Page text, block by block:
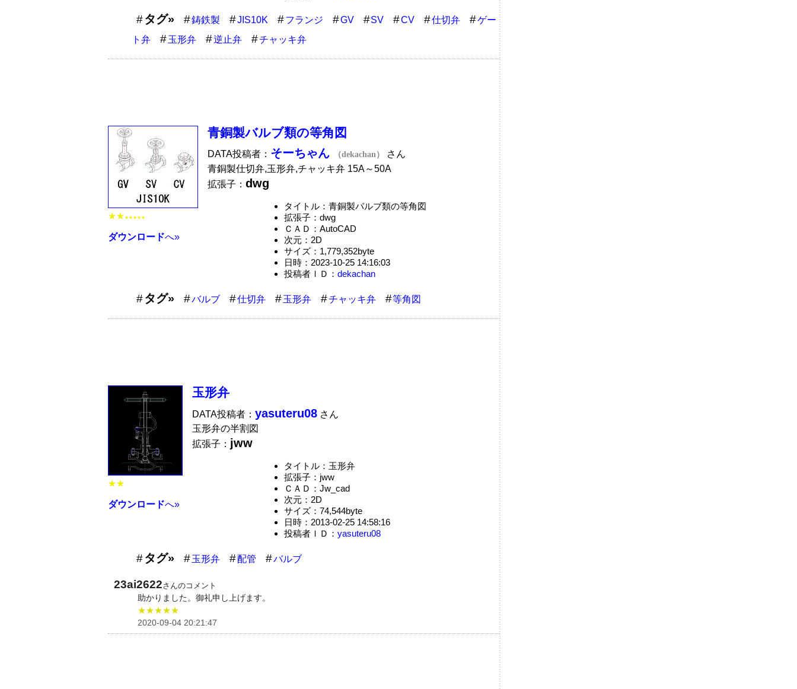
タグ» 鋳鉄製 JIS10K フランジ GV SV CV 仕切弁
ゲー
ト弁
玉形弁 逆止弁 チャッキ弁
★★ ★★★★★
ダウンロードへ»
青銅製バルブ類の等角図
DATA投稿者： そーちゃん （dekachan）
さん
青銅製仕切弁,玉形弁,チャッキ弁 15A～50A
拡張子： dwg
タイトル：青銅製バルブ類の等角図
拡張子：dwg
ＣＡＤ：AutoCAD
次元：2D
サイズ：1,779,352byte
日時：2023-10-25 14:16:03
投稿者ＩＤ： dekachan
タグ» バルブ 仕切弁 玉形弁 チャッキ弁 等角図
★★
ダウンロードへ»
玉形弁
DATA投稿者： yasuteru08 さん
玉形弁の半割図
拡張子： jww
タイトル：玉形弁
拡張子：jww
ＣＡＤ：Jw_cad
次元：2D
サイズ：74,544byte
日時：2013-02-25 14:58:16
投稿者ＩＤ： yasuteru08
タグ» 玉形弁 配管 バルブ
23ai2622さんのコメント
助かりました。御礼申し上げます。
★★★★★
2020-09-04 20:21:47